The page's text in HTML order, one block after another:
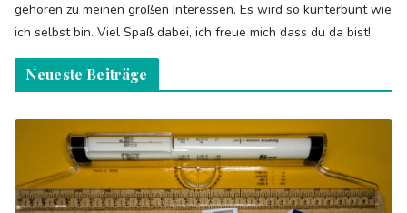
gehören zu meinen großen Interessen. Es wird so kunterbunt wie
ich selbst bin. Viel Spaß dabei, ich freue mich dass du da bist!
Neueste Beiträge